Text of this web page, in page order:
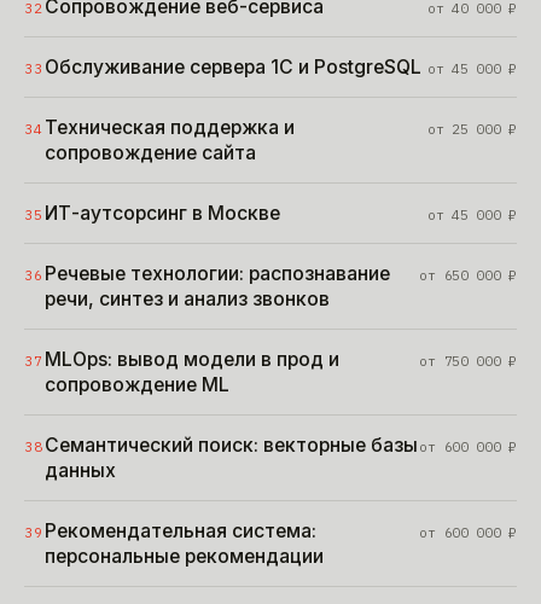
32 Сопровождение веб-сервиса от40 000₽
33 Обслуживание сервера 1С и PostgreSQL от45 000₽
34 Техническая поддержка и
сопровождение сайта
от 25 000₽
35 ИТ-аутсорсинг в Москве от45 000₽
36 Речевые технологии: распознавание
речи, синтез и анализ звонков
от 650 000₽
37 MLOps: вывод модели в прод и
сопровождение ML
от 750 000₽
38 Семантический поиск: векторные базы
данных
от 600 000₽
39 Рекомендательная система:
персональные рекомендации
от 600 000₽